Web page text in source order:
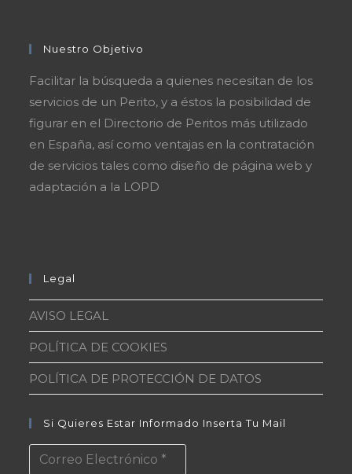
Nuestro Objetivo
Facilitar la búsqueda a quienes necesitan de los
servicios de un Perito, y a éstos la posibilidad de
figurar en el Directorio de Peritos más utilizado
en España, así como ventajas en la contratación
de servicios tales como diseño de página web y
adaptación a la LOPD
Legal
AVISO LEGAL
POLÍTICA DE COOKIES
POLÍTICA DE PROTECCIÓN DE DATOS
Si Quieres Estar Informado Inserta Tu Mail